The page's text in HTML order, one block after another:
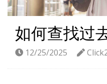
如何查找过
12/25/2025